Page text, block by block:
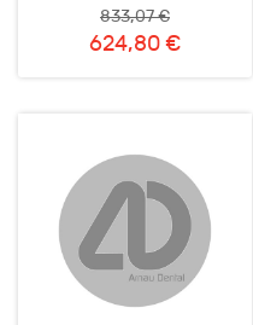
833,07 €
624,80 €